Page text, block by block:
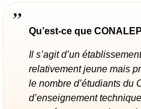
Qu’est-ce que CONALEP
Il s’agit d’un
relativement jeune mais
le nombre d’étudiants du
d’enseignement